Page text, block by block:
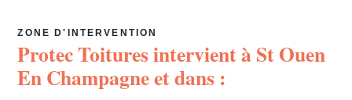
ZONE D'INTERVENTION
Protec Toitures intervient àSt Ouen
En Champagneet dans :